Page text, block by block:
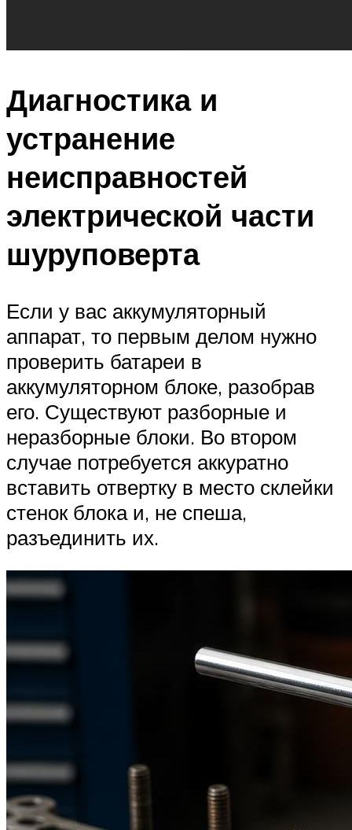
Диагностика и
устранение
неисправностей
электрической части
шуруповерта
Если у вас аккумуляторный
аппарат, то первым делом нужно
проверить батареи в
аккумуляторном блоке, разобрав
его. Существуют разборные и
неразборные блоки. Во втором
случае потребуется аккуратно
вставить отвертку в место склейки
стенок блока и, не спеша,
разъединить их.